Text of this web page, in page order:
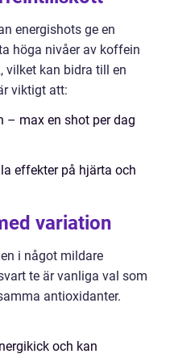
energishots ge en
höga nivåer av koffein
vilket kan bidra till en
viktigt att:
– max en shot per dag
effekter på hjärta och
variation
i något mildare
te är vanliga val som
antioxidanter.
och kan